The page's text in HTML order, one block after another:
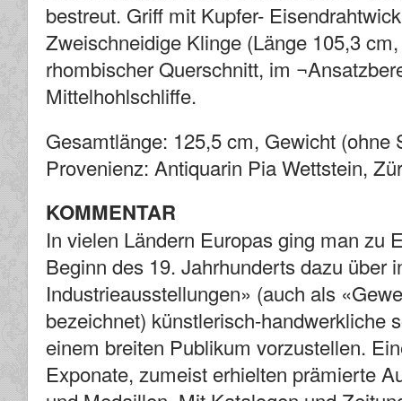
bestreut. Griff mit Kupfer-
Zweischneidige Klinge (Länge 105,3
rhombischer Querschnitt, im
Mittelhohlschliffe.
Gesamtlänge: 125,5 cm, Gewicht (ohne
Provenienz: Antiquarin Pia Wettstein,
KOMMENTAR
In vielen Ländern Europas ging man zu
Beginn des 19. Jahrhunderts dazu über
Industrieausstellungen» (auch als
bezeichnet) künstlerisch-handwerkliche
einem breiten Publikum vorzustellen.
Exponate, zumeist erhielten prämierte